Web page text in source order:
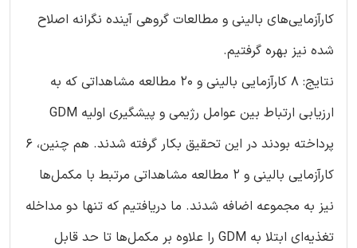
کارآزمایی‌های بالینی و مطالعات گروهی آینده نگرانه اصلاح
شده نیز بهره گرفتیم.
نتایج: 8 کارآزمایی بالینی و 20 مطالعه مشاهداتی که به
ارزیابی ارتباط بین عوامل رژیمی و پیشگیری اولیه GDM
پرداخته بودند در این تحقیق بکار گرفته شدند. هم چنین، 6
کارآزمایی بالینی و 2 مطالعه مشاهداتی مرتبط با مکمل‌ها
نیز به مجموعه اضافه شدند. ما دریافتیم که تنها دو مداخله
تغذیه‌ای ابتلا به GDM را علاوه بر مکمل‌ها تا حد قابل